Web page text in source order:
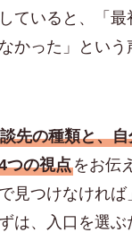
ていると、「最
かった」という
先の種類と、
つの視点をお伝
見つけなければ
は、入口を選ぶ